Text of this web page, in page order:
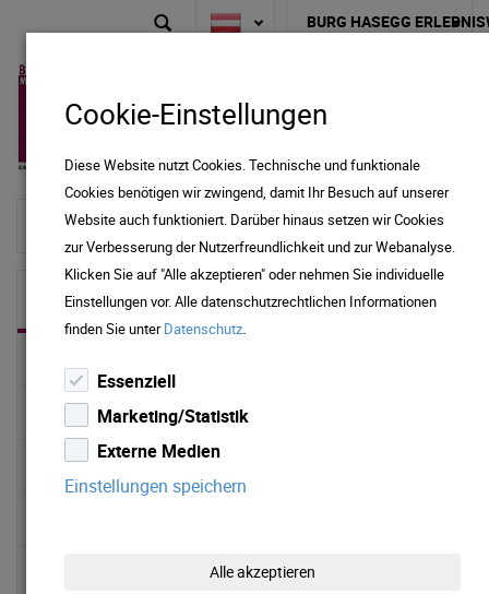
BURG HASEGG
zur Startseite
VERANSTALTUNGEN
SEMINARE & SCHULUNGEN
KONZERTE
Cookie-Einstellungen
Diese Website nutzt Cookies. Technische und funktionale
Cookies benötigen wir zwingend, damit Ihr Besuch auf unserer
Website auch funktioniert. Darüber hinaus setzen wir Cookies
zur Verbesserung der Nutzerfreundlichkeit und zur Webanalyse.
Klicken Sie auf "Alle akzeptieren" oder nehmen Sie individuelle
Einstellungen vor. Alle datenschutzrechtlichen Informationen
finden Sie unterDatenschutz.
Essenziell
Marketing/Statistik
Externe Medien
Einstellungen speichern
Alle akzeptieren